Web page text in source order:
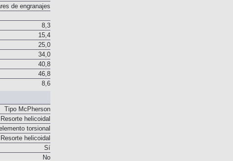
en seco
8,3
15,4
25,0
34,0
40,8
46,8
Tipo McPherson
Resorte helicoidal
torsional
Resorte helicoidal
Sí